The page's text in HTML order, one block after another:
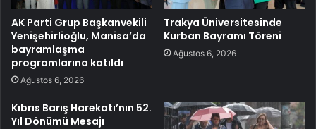
AK Parti Grup Başkanvekili
Yenişehirlioğlu, Manisa’da
bayramlaşma
programlarına katıldı
Ağustos 6, 2026
Trakya Üniversitesinde
Kurban Bayramı Töreni
Ağustos 6, 2026
Kıbrıs Barış Harekatı’nın 52.
Yıl Dönümü Mesajı